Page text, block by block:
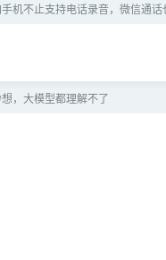
机不止支持电话录音，微信通话
，大模型都理解不了